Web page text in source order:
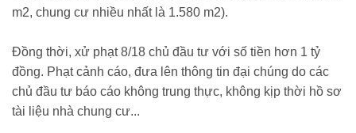
m2, chung cư nhiều nhất là 1.580 m2).
Đồng thời, xử phạt 8/18 chủ đầu tư với số tiền hơn 1 tỷ
đồng. Phạt cảnh cáo, đưa lên thông tin đại chúng do các
chủ đầu tư báo cáo không trung thực, không kịp thời hồ sơ
tài liệu nhà chung cư...